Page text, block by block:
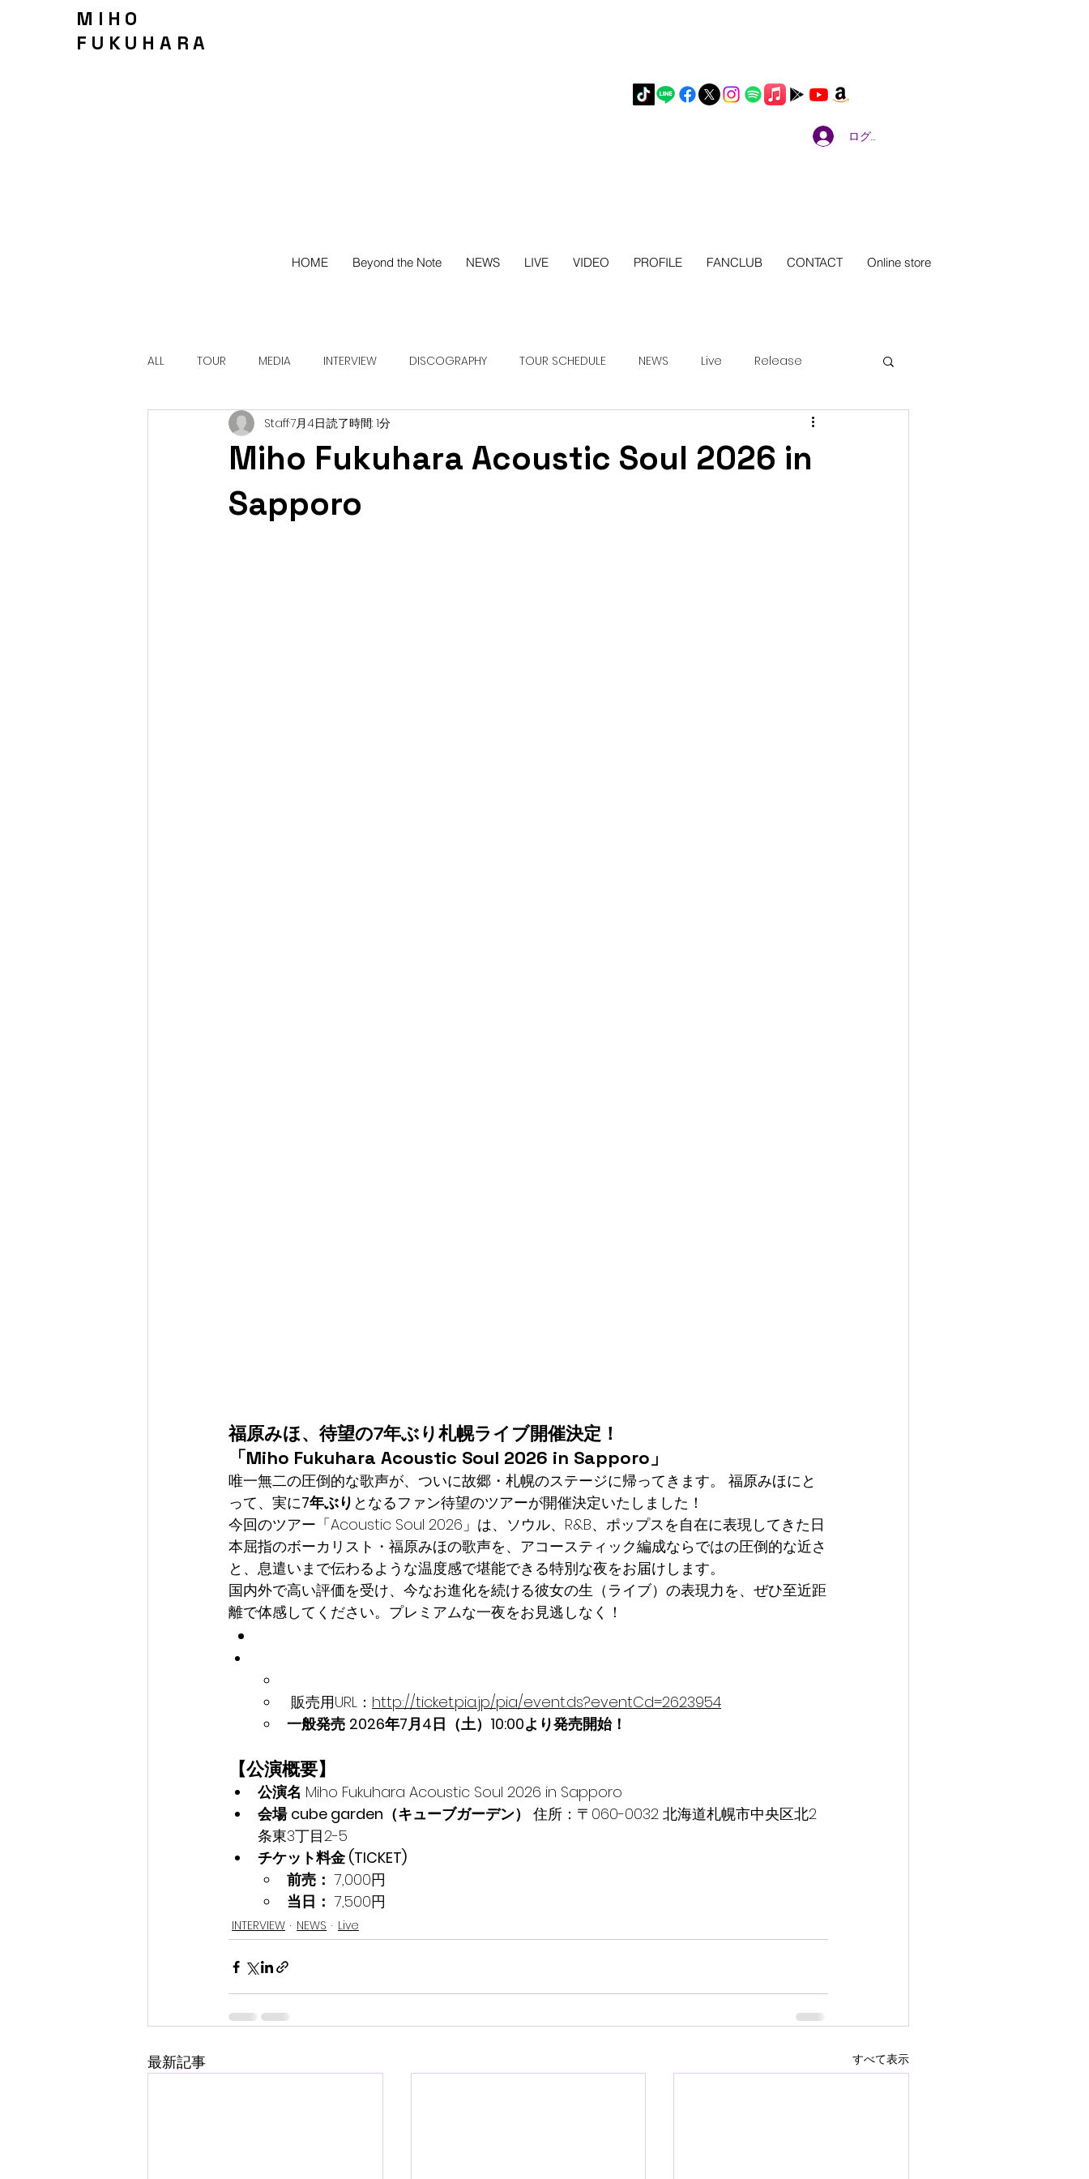
MIHO
FUKUHARA
ログイン
HOME Beyond the Note NEWS LIVE VIDEO PROFILE FANCLUB CONTACT Online store
ALL TOUR MEDIA INTERVIEW DISCOGRAPHY TOUR SCHEDULE NEWS Live Release
Miho Fukuhara Acoustic Soul 2026 in
Sapporo
Staff7月4日読了時間: 1分
福原みほ、待望の7年ぶり札幌ライブ開催決定！
「Miho Fukuhara Acoustic Soul 2026 in Sapporo」
唯一無二の圧倒的な歌声が、ついに故郷・札幌のステージに帰ってきます。 福原みほにと
って、実に7年ぶり となるファン待望のツアーが開催決定いたしました！
今回のツアー「Acoustic Soul 2026」は、ソウル、R&B、ポップスを自在に表現してきた日
本屈指のボーカリスト・福原みほの歌声を、アコースティック編成ならではの圧倒的な近さ
と、息遣いまで伝わるような温度感で堪能できる特別な夜をお届けします。
国内外で高い評価を受け、今なお進化を続ける彼女の生（ライブ）の表現力を、ぜひ至近距
離で体感してください。プレミアムな一夜をお見逃しなく！
販売用URL： http://ticket.pia.jp/pia/event.ds?eventCd=2623954
一般発売 2026年7月4日（土）10:00より発売開始！
【公演概要】
公演名 Miho Fukuhara Acoustic Soul 2026 in Sapporo
会場 cube garden（キューブガーデン）
住所：〒060-0032 北海道札幌市中央区北2
条東3丁目2-5
チケット料金 (TICKET)
前売： 7,000円
当日： 7,500円
INTERVIEW NEWS Live
最新記事 すべて表示